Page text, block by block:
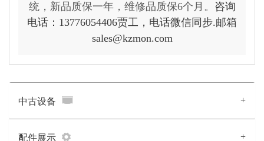
统， 新品质保一年，维修品质保6个月。 咨询
电话：13776054406贾工，电话微信同步.邮箱
sales@kzmon.com
中古设备 +
配件展示 +